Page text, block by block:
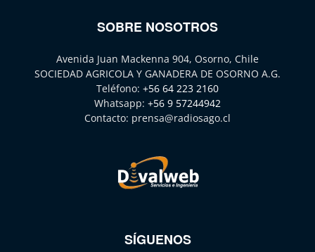
SOBRE NOSOTROS
Avenida Juan Mackenna 904, Osorno, Chile
SOCIEDAD AGRICOLA Y GANADERA DE OSORNO A.G.
Teléfono: +56 64 223 2160
Whatsapp: +56 9 57244942
Contacto: prensa@radiosago.cl
SÍGUENOS